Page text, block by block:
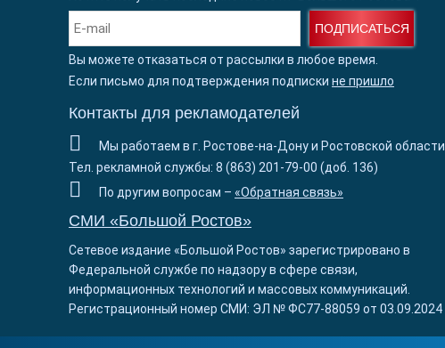
ПОДПИСАТЬСЯ
Вы можете отказаться от рассылки в любое время.
Если письмо для подтверждения подписки не пришло
Контакты для рекламодателей
Мы работаем в г. Ростове-на-Дону и Ростовской области
Тел. рекламной службы: 8 (863) 201-79-00 (доб. 136)
По другим вопросам – «Обратная связь»
СМИ «Большой Ростов»
Сетевое издание «Большой Ростов» зарегистрировано в
Федеральной службе по надзору в сфере связи,
информационных технологий и массовых коммуникаций.
Регистрационный номер СМИ: ЭЛ № ФС77-88059 от 03.09.2024